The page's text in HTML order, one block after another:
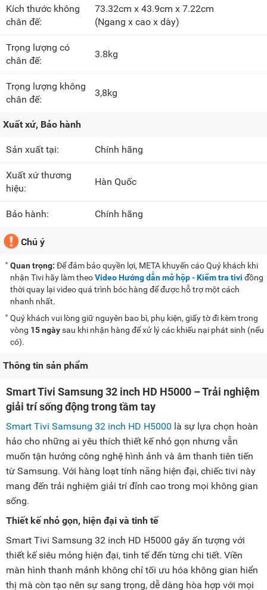
Kích thước không
chân đế:
73.32cm x 43.9cm x 7.22cm
(Ngang x cao x dày)
Trọng lượng có
chân đế:
3.8kg
Trọng lượng không
chân đế:
3,8kg
Xuất xứ, Bảo hành
Sản xuất tại: Chính hãng
Xuất xứ thương
hiệu:
Hàn Quốc
Bảo hành: Chính hãng
Chú ý
Quan trọng: Để đảm bảo quyền lợi, META khuyến cáo Quý khách khi
nhận Tivi hãy làm theoVideo Hướng dẫn mở hộp - Kiểm tra tivi đồng
thời quay lại video quá trình bóc hàng để được hỗ trợ một cách
nhanh nhất.
Quý khách vui lòng giữ nguyên bao bì, phụ kiện, giấy tờ đi kèm trong
vòng 15 ngàysau khi nhận hàng để xử lý các khiếu nại phát sinh (nếu
có).
Thông tin sản phẩm
Smart Tivi Samsung 32 inch HD H5000 – Trải nghiệm
giải trí sống động trong tầm tay
Smart Tivi Samsung 32 inch HD H5000 là sự lựa chọn hoàn
hảo cho những ai yêu thích thiết kế nhỏ gọn nhưng vẫn
muốn tận hưởng công nghệ hình ảnh và âm thanh tiên tiến
từ Samsung. Với hàng loạt tính năng hiện đại, chiếc tivi này
mang đến trải nghiệm giải trí đỉnh cao trong mọi không gian
sống.
Thiết kế nhỏ gọn, hiện đại và tinh tế
Smart Tivi Samsung 32 inch HD H5000 gây ấn tượng với
thiết kế siêu mỏng hiện đại, tinh tế đến từng chi tiết. Viền
màn hình thanh mảnh không chỉ tối ưu hóa không gian hiển
thị mà còn tạo nên sự sang trọng, dễ dàng hòa hợp với mọi